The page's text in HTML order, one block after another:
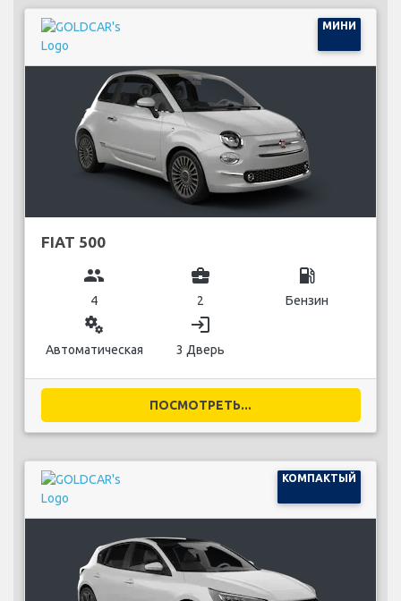
МИНИ
FIAT 500
group
4
business_center
2
local_gas_station
Бензин
miscellaneous_services
Автоматическая
login
3 Дверь
ПОСМОТРЕТЬ...
КОМПАКТЫЙ